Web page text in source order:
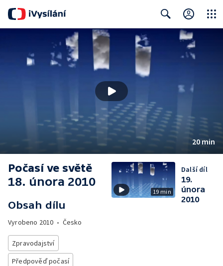
20 min
Počasí ve světě
18. února 2010
Obsah dílu
Vyrobeno 2010 • Česko
Zpravodajství
Předpověď počasí
19 min
Další díl
19.
února
2010